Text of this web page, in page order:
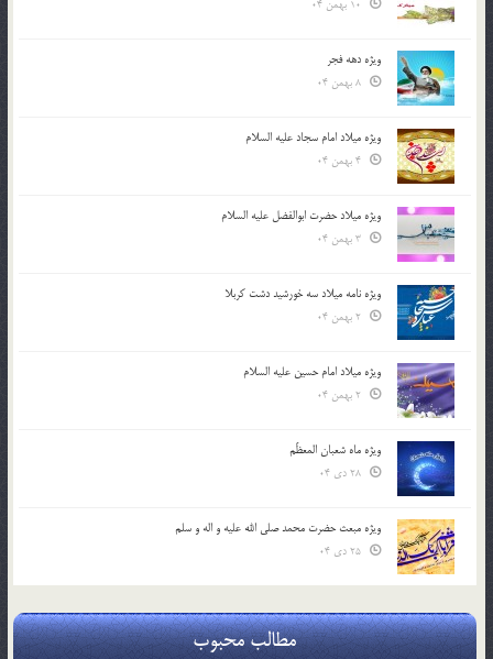
ویژه دهه فجر
ویژه میلاد امام سجاد علیه السلام
ویژه میلاد حضرت ابوالفضل علیه السلام
ویژه نامه میلاد سه خورشید دشت کربلا
ویژه میلاد امام حسین علیه السلام
ویژه ماه شعبان المعظّم
ویژه مبعث حضرت محمد صلی الله علیه و اله و سلم
مطالب محبوب